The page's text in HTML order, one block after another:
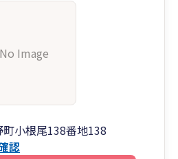
No Image
小根尾138番地138
認